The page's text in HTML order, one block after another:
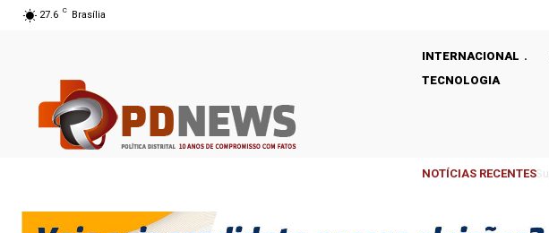
27.6 C Brasília
INTERNACIONAL
TECNOLOGIA
NOTÍCIAS RECENTES